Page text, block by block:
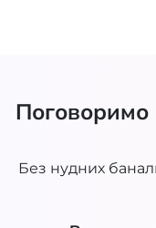
Поговоримо
Без нудних